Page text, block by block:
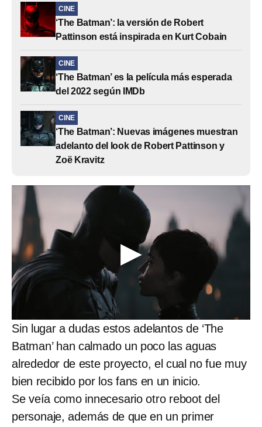
CINE
‘The Batman’: la versión de Robert
Pattinson está inspirada en Kurt Cobain
CINE
‘The Batman’ es la película más esperada
del 2022 según IMDb
CINE
‘The Batman’: Nuevas imágenes muestran
adelanto del look de Robert Pattinson y
Zoë Kravitz
Sin lugar a dudas estos adelantos de ‘The
Batman’ han calmado un poco las aguas
alrededor de este proyecto, el cual no fue muy
bien recibido por los fans en un inicio.
Se veía como innecesario otro reboot del
personaje, además de que en un primer